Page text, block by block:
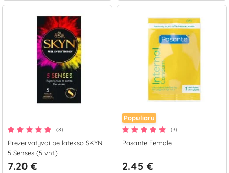
(8)
Prezervatyvai be latekso SKYN
5 Senses (5 vnt.)
7.20 €
Populiaru
(3)
Pasante Female
2.45 €